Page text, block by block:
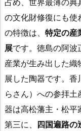
の文化財修復にも使
の特徴は、 特定の産
展です。徳島の阿波
産業が生み出した織
展した陶器です。
らさん）への参拝
器は高松藩主・松平
第三に、 四国遍路の